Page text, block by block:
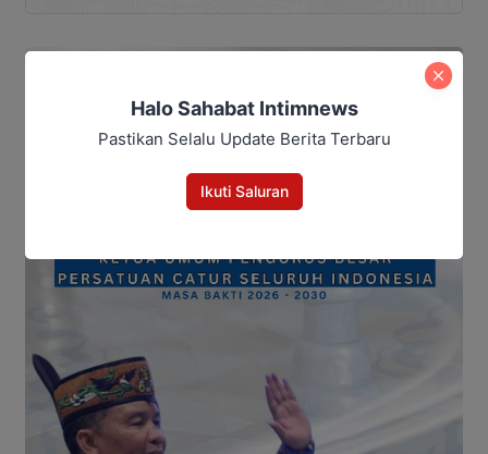
Halo Sahabat Intimnews
Pastikan Selalu Update Berita Terbaru
Ikuti Saluran